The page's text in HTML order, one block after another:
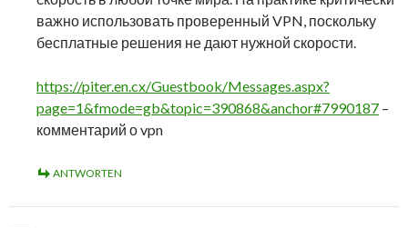
важно использовать проверенный VPN, поскольку
бесплатные решения не дают нужной скорости.
https://piter.en.cx/Guestbook/Messages.aspx?
page=1&fmode=gb&topic=390868&anchor#7990187 –
комментарий о vpn
ANTWORTEN